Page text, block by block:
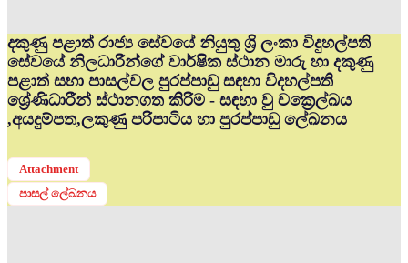
දකුණු පළාත් රාජ්‍ය සේවයේ නියුතු ශ්‍රි ලංකා විදුහල්පති
සේවයේ නිලධාරින්ගේ වාර්ෂික ස්ථාන මාරු හා දකුණු
පළාත් සභා පාසල්වල පුරප්පාඩු සඳහා විදහල්පති
ශ්‍රේණිධාරීන් ස්ථානගත කිරීම - සඳහා වු චක්‍රෙල්ඛය
,අයදුම්පත,ලකුණු පරිපාටිය හා පුරප්පාඩු ලේඛනය
Attachment
පාසල් ලේඛනය